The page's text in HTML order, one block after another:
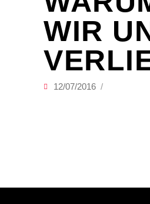
WIR
12/07/2016